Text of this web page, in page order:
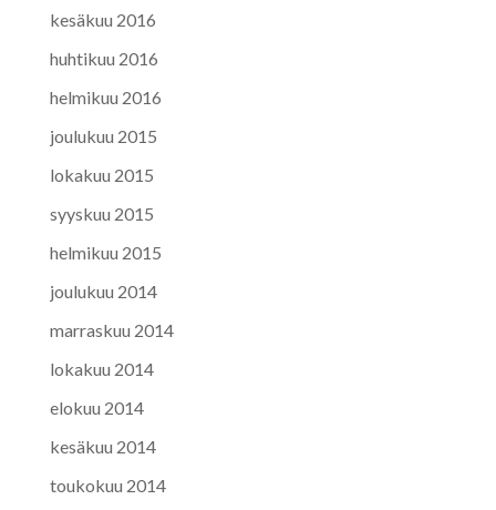
kesäkuu 2016
huhtikuu 2016
helmikuu 2016
joulukuu 2015
lokakuu 2015
syyskuu 2015
helmikuu 2015
joulukuu 2014
marraskuu 2014
lokakuu 2014
elokuu 2014
kesäkuu 2014
toukokuu 2014